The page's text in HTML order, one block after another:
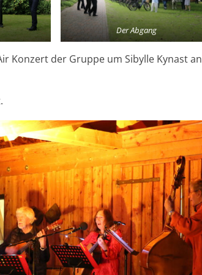
Der Abgang
Konzert der Gruppe um Sibylle Kynast an